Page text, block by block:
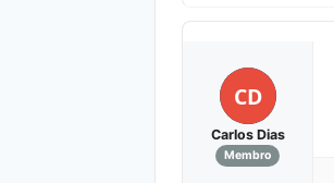
CD
Carlos Dias
Membro